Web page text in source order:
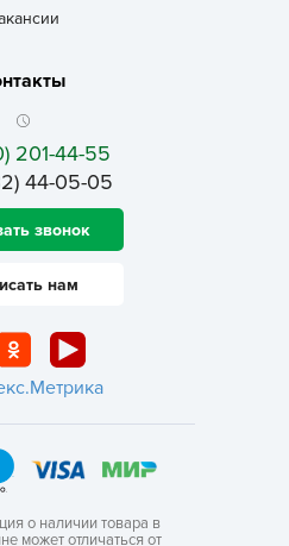
201-44-55
44-05-05
звонок
нам
о наличии товара в
может отличаться от